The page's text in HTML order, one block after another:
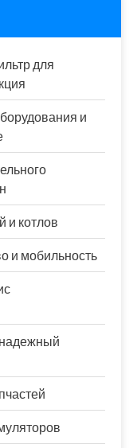
для
и
и котлов
и мобильность